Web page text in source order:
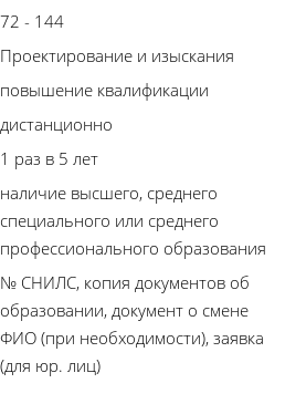
72 - 144
Проектирование и изыскания
повышение квалификации
дистанционно
1 раз в 5 лет
наличие высшего, среднего
специального или среднего
профессионального образования
№ СНИЛС, копия документов об
образовании, документ о смене
ФИО (при необходимости), заявка
(для юр. лиц)